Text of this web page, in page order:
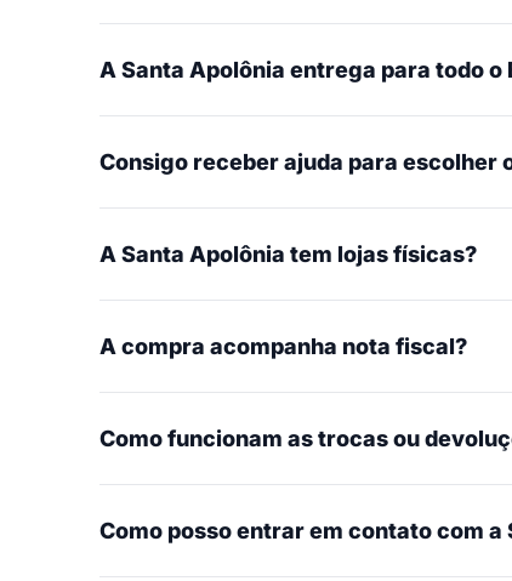
A Santa Apolônia entrega para todo o
Consigo receber ajuda para escolher
A Santa Apolônia tem lojas físicas?
A compra acompanha nota fiscal?
Como funcionam as trocas ou
Como posso entrar em contato com a